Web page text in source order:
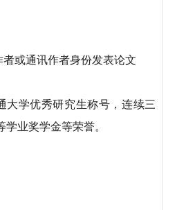
或通讯作者身份发表论文
大学优秀研究生称号，连续三
业奖学金等荣誉。